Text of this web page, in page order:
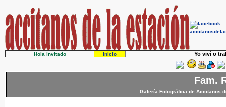
Hola invitado Inicio Yo viví o
Fam.
Galería Fotográfica de Accitanos